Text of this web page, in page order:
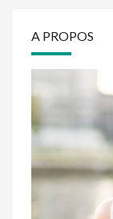
A PROPOS